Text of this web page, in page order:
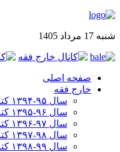
شنبه 17 مرداد 1405
صفحه اصلی
خارج فقه
سال ۹۵-۱۳۹۴ کتاب اجاره
سال ۹۶-۱۳۹۵ کتاب اجاره
سال ۹۷-۱۳۹۶ کتاب قصاص
سال ۹۸-۱۳۹۷ کتاب قصاص
سال ۹۹-۱۳۹۸‍ کتاب قضا